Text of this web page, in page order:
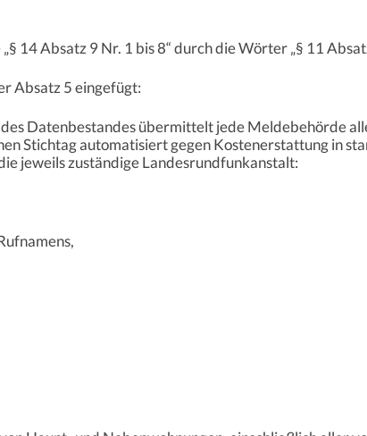
14 Absatz 9 Nr. 1 bis 8“ durch die Wörter „§ 11
Absatz 5 eingefügt:
Datenbestandes übermittelt jede Meldebehörde
Stichtag automatisiert gegen Kostenerstattung in
jeweils zuständige Landesrundfunkanstalt: